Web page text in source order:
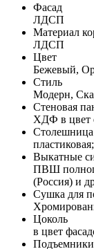
Фасад
ЛДСП
Материал
ЛДСП
Цвет
Бежевый,
Стиль
Модерн,
Стеновая
ХДФ в цвет
Столешница
Выкатные
ПВШ
(Россия) и
Сушка для
Цоколь
в цвет
Подъемники